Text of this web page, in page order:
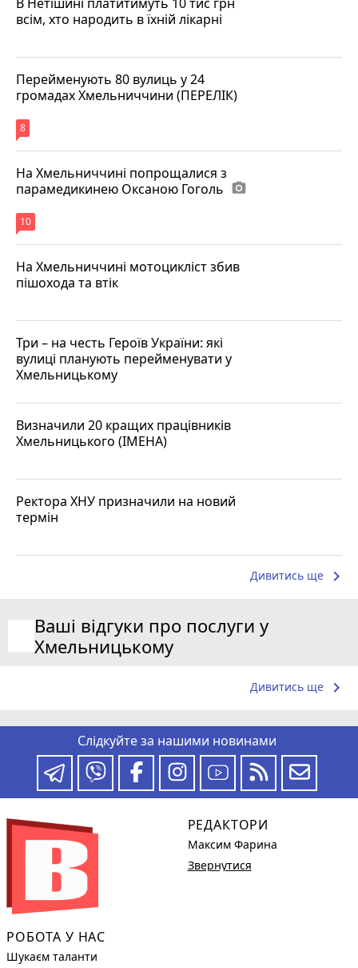
всім, хто народить в їхній лікарні
Перейменують 80 вулиць у 24
громадах Хмельниччини (ПЕРЕЛІК)
8
На Хмельниччині попрощалися з
парамедикинею Оксаною Гоголь photo_camera
10
На Хмельниччині мотоцикліст збив
пішохода та втік
Три – на честь Героїв України: які
вулиці планують перейменувати у
Хмельницькому
Визначили 20 кращих працівників
Хмельницького (ІМЕНА)
Ректора ХНУ призначили на новий
термін
Дивитись ще keyboard_arrow_right
Ваші відгуки про послуги у
Хмельницькому
Дивитись ще keyboard_arrow_right
Слідкуйте за нашими новинами
РОБОТА У НАС
Шукаєм таланти
РЕДАКТОРИ
Максим Фарина
Звернутися